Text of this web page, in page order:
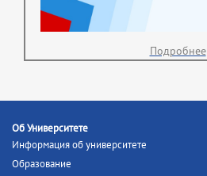
Подробнее
Об Университете
Информация об университете
Образование